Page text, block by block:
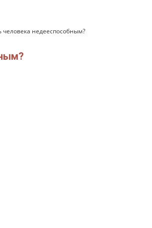
человека недееспособным?